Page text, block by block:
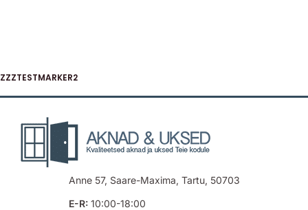
ZZZTESTMARKER2
Anne 57, Saare-Maxima, Tartu, 50703
E-R:10:00-18:00